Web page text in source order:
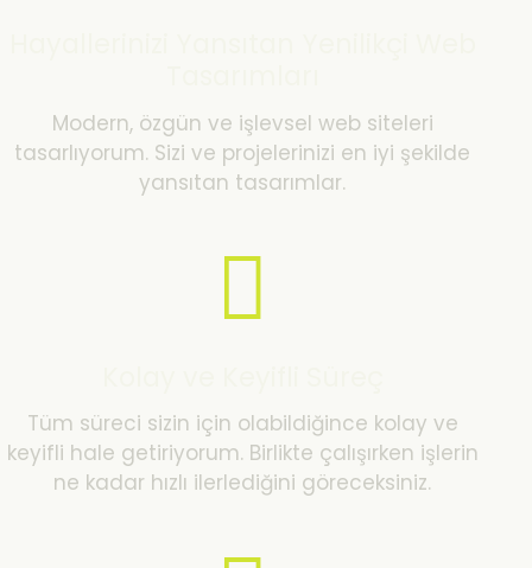
Modern, özgün ve işlevsel web siteleri
tasarlıyorum. Sizi ve projelerinizi en iyi şekilde
yansıtan tasarımlar.
Tüm süreci sizin için olabildiğince kolay ve
keyifli hale getiriyorum. Birlikte çalışırken işlerin
ne kadar hızlı ilerlediğini göreceksiniz.